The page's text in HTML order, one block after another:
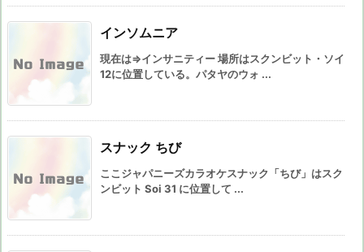
インソムニア
現在は⇒インサニティー 場所はスクンビット・ソイ
12に位置している。パタヤのウォ ...
スナック ちび
ここジャパニーズカラオケスナック「ちび」はスク
ンビット Soi 31 に位置して ...